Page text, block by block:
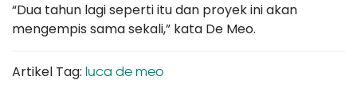
“Dua tahun lagi seperti itu dan proyek ini akan
mengempis sama sekali,” kata De Meo.
Artikel Tag: luca de meo